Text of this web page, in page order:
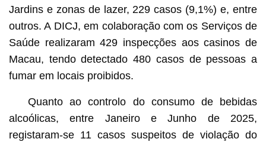
Jardins e zonas de lazer, 229 casos (9,1%) e, entre
outros. A DICJ, em colaboração com os Serviços de
Saúde realizaram 429 inspecções aos casinos de
Macau, tendo detectado 480 casos de pessoas a
fumar em locais proibidos.
Quanto ao controlo do consumo de bebidas
alcoólicas, entre Janeiro e Junho de 2025,
registaram-se 11 casos suspeitos de violação do